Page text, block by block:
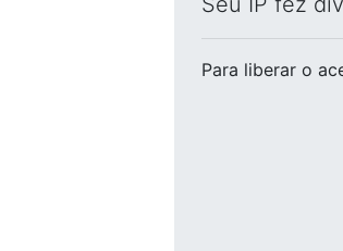
Para liberar o